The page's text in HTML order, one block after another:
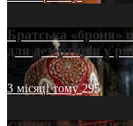
Братська «броня»
для дезертирів у
3 місяці тому295